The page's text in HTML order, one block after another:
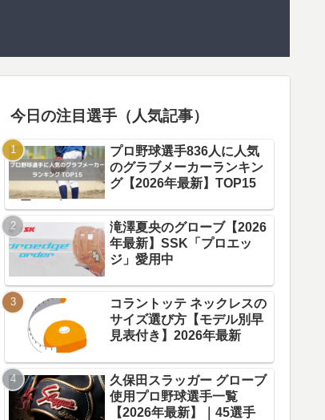
今日の注目選手（人気記事）
プロ野球選手836人に人気
のグラブメーカーランキン
グ【2026年最新】TOP15
滝澤夏央のグローブ【2026
年最新】SSK「プロエッ
ジ」愛用中
コラントッテ ネックレスの
サイズ選び方【モデル別早
見表付き】2026年最新
久保田スラッガー グローブ
使用プロ野球選手一覧
【2026年最新】｜45選手